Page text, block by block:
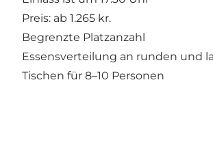
Preis: ab 1.265 kr.
Begrenzte Platzanzahl
Essensverteilung an runden und
Tischen für 8–10 Personen